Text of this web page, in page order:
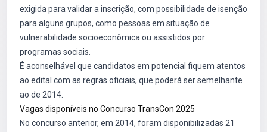
exigida para validar a inscrição, com possibilidade de isenção
para alguns grupos, como pessoas em situação de
vulnerabilidade socioeconômica ou assistidos por
programas sociais.
É aconselhável que candidatos em potencial fiquem atentos
ao edital com as regras oficiais, que poderá ser semelhante
ao de 2014.
Vagas disponíveis no Concurso TransCon 2025
No concurso anterior, em 2014, foram disponibilizadas 21